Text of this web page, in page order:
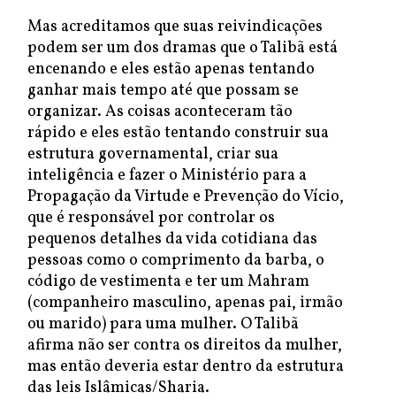
Mas acreditamos que suas reivindicações
podem ser um dos dramas que o Talibã está
encenando e eles estão apenas tentando
ganhar mais tempo até que possam se
organizar. As coisas aconteceram tão
rápido e eles estão tentando construir sua
estrutura governamental, criar sua
inteligência e fazer o Ministério para a
Propagação da Virtude e Prevenção do Vício,
que é responsável por controlar os
pequenos detalhes da vida cotidiana das
pessoas como o comprimento da barba, o
código de vestimenta e ter um Mahram
(companheiro masculino, apenas pai, irmão
ou marido) para uma mulher. O Talibã
afirma não ser contra os direitos da mulher,
mas então deveria estar dentro da estrutura
das leis Islâmicas/Sharia.